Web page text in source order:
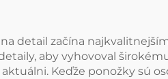
detail začína
aby vyhovoval
Keďže ponožky sú